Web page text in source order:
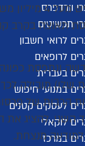
וורדפרס
תכשיטים
לרואי חשבון
לרופאים
בעברית
במנועי חיפוש
לעסקים קטנים
לוקאלי
במרכז
שלרשת החברתית
תאוצה בקרב
ונתפסת
שלו) מובילה
הרבות של
השני, להציג את
מנצחת.